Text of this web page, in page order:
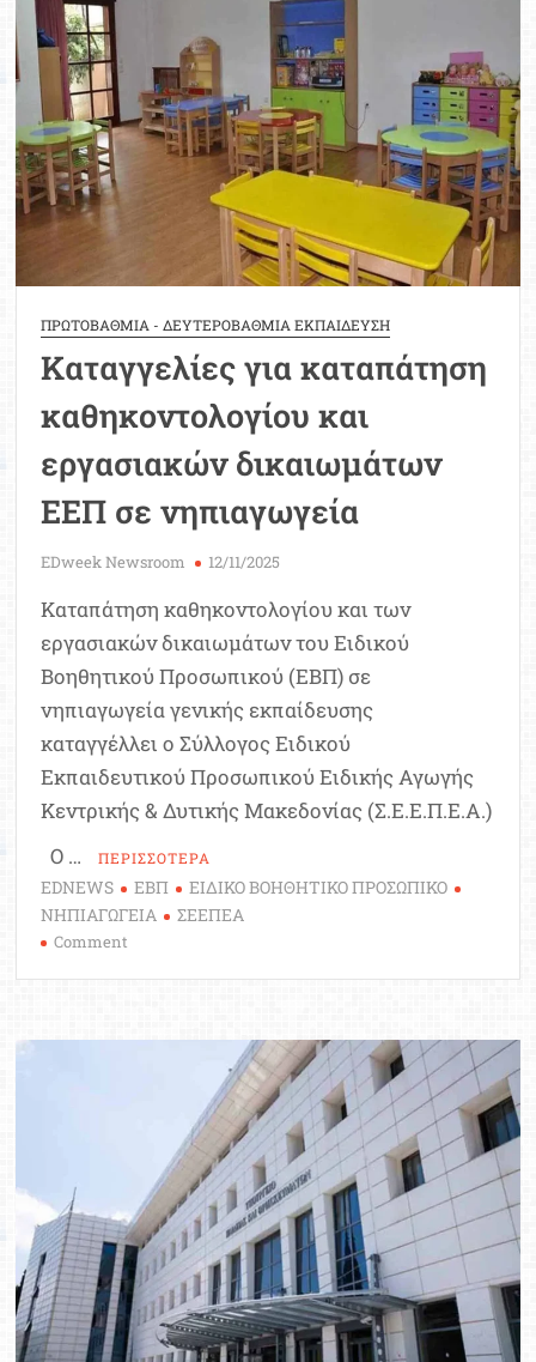
ΠΡΩΤΟΒΑΘΜΙΑ - ΔΕΥΤΕΡΟΒΑΘΜΙΑ ΕΚΠΑΙΔΕΥΣΗ
Καταγγελίες για καταπάτηση
καθηκοντολογίου και
εργασιακών δικαιωμάτων
ΕΕΠ σε νηπιαγωγεία
EDweek Newsroom 12/11/2025
Καταπάτηση καθηκοντολογίου και των
εργασιακών δικαιωμάτων του Ειδικού
Βοηθητικού Προσωπικού (ΕΒΠ) σε
νηπιαγωγεία γενικής εκπαίδευσης
καταγγέλλει ο Σύλλογος Ειδικού
Εκπαιδευτικού Προσωπικού Ειδικής Αγωγής
Κεντρικής & Δυτικής Μακεδονίας (Σ.Ε.Ε.Π.Ε.Α.)
Ο …
ΠΕΡΙΣΣΟΤΕΡΑ
EDNEWS ΕΒΠ
ΕΙΔΙΚΟ ΒΟΗΘΗΤΙΚΟ ΠΡΟΣΩΠΙΚΟ
ΝΗΠΙΑΓΩΓΕΙΑ
ΣΕΕΠΕΑ
Comment
καθηκοντολογίου
εργασιακών
δικαιωμάτων
νηπιαγωγεία